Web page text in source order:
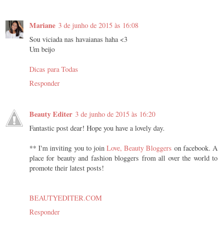
Mariane 3 de junho de 2015 às 16:08
Sou viciada nas havaianas haha <3
Um beijo
Dicas para Todas
Responder
Beauty Editer 3 de junho de 2015 às 16:20
Fantastic post dear! Hope you have a lovely day.
** I'm inviting you to joinLove, Beauty Bloggers on facebook. A
place for beauty and fashion bloggers from all over the world to
promote their latest posts!
BEAUTYEDITER.COM
Responder